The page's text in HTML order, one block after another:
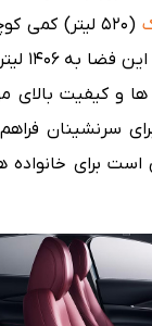
(۵۲۰ لیتر)
و کیفیت بالای
سرنشینان
برای